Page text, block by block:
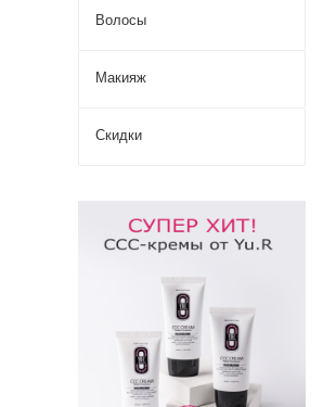
Волосы
Макияж
Скидки